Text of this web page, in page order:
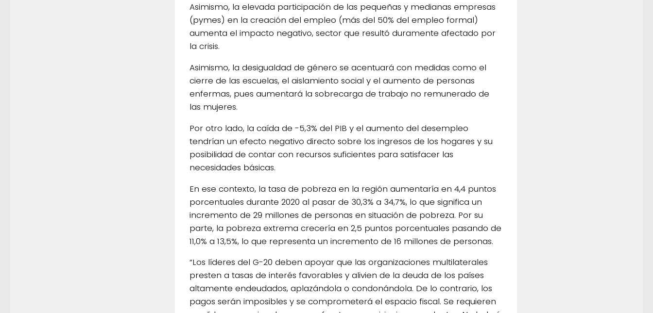
Asimismo, la elevada participación de las pequeñas y medianas empresas
(pymes) en la creación del empleo (más del 50% del empleo formal)
aumenta el impacto negativo, sector que resultó duramente afectado por
la crisis.
Asimismo, la desigualdad de género se acentuará con medidas como el
cierre de las escuelas, el aislamiento social y el aumento de personas
enfermas, pues aumentará la sobrecarga de trabajo no remunerado de
las mujeres.
Por otro lado, la caída de -5,3% del PIB y el aumento del desempleo
tendrían un efecto negativo directo sobre los ingresos de los hogares y su
posibilidad de contar con recursos suficientes para satisfacer las
necesidades básicas.
En ese contexto, la tasa de pobreza en la región aumentaría en 4,4 puntos
porcentuales durante 2020 al pasar de 30,3% a 34,7%, lo que significa un
incremento de 29 millones de personas en situación de pobreza. Por su
parte, la pobreza extrema crecería en 2,5 puntos porcentuales pasando de
11,0% a 13,5%, lo que representa un incremento de 16 millones de personas.
“Los líderes del G-20 deben apoyar que las organizaciones multilaterales
presten a tasas de interés favorables y alivien de la deuda de los países
altamente endeudados, aplazándola o condonándola. De lo contrario, los
pagos serán imposibles y se comprometerá el espacio fiscal. Se requieren